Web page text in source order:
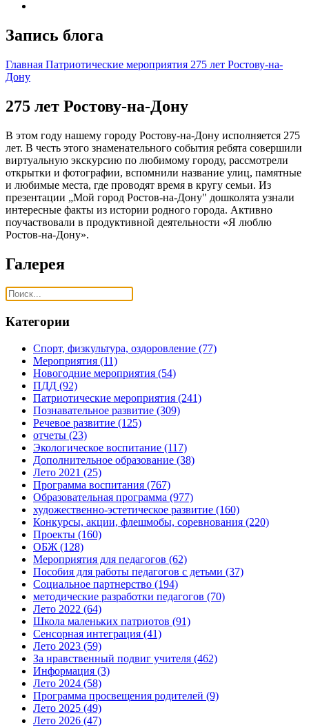
Запись блога
Главная Патриотические мероприятия 275 лет Ростову-на-
Дону
275 лет Ростову-на-Дону
В этом году нашему городу Ростову-на-Дону исполняется 275
лет. В честь этого знаменательного события ребята совершили
виртуальную экскурсию по любимому городу, рассмотрели
открытки и фотографии, вспомнили название улиц, памятные
и любимые места, где проводят время в кругу семьи. Из
презентации „Мой город Ростов-на-Дону" дошколята узнали
интересные факты из истории родного города. Активно
поучаствовали в продуктивной деятельности «Я люблю
Ростов-на-Дону».
Галерея
Категории
Спорт, физкультура, оздоровление (77)
Мероприятия (11)
Новогодние мероприятия (54)
ПДД (92)
Патриотические мероприятия (241)
Познавательное развитие (309)
Речевое развитие (125)
отчеты (23)
Экологическое воспитание (117)
Дополнительное образование (38)
Лето 2021 (25)
Программа воспитания (767)
Образовательная программа (977)
художественно-эстетическое развитие (160)
Конкурсы, акции, флешмобы, соревнования (220)
Проекты (160)
ОБЖ (128)
Мероприятия для педагогов (62)
Пособия для работы педагогов с детьми (37)
Социальное партнерство (194)
методические разработки педагогов (70)
Лето 2022 (64)
Школа маленьких патриотов (91)
Сенсорная интеграция (41)
Лето 2023 (59)
За нравственный подвиг учителя (462)
Информация (3)
Лето 2024 (58)
Программа просвещения родителей (9)
Лето 2025 (49)
Лето 2026 (47)